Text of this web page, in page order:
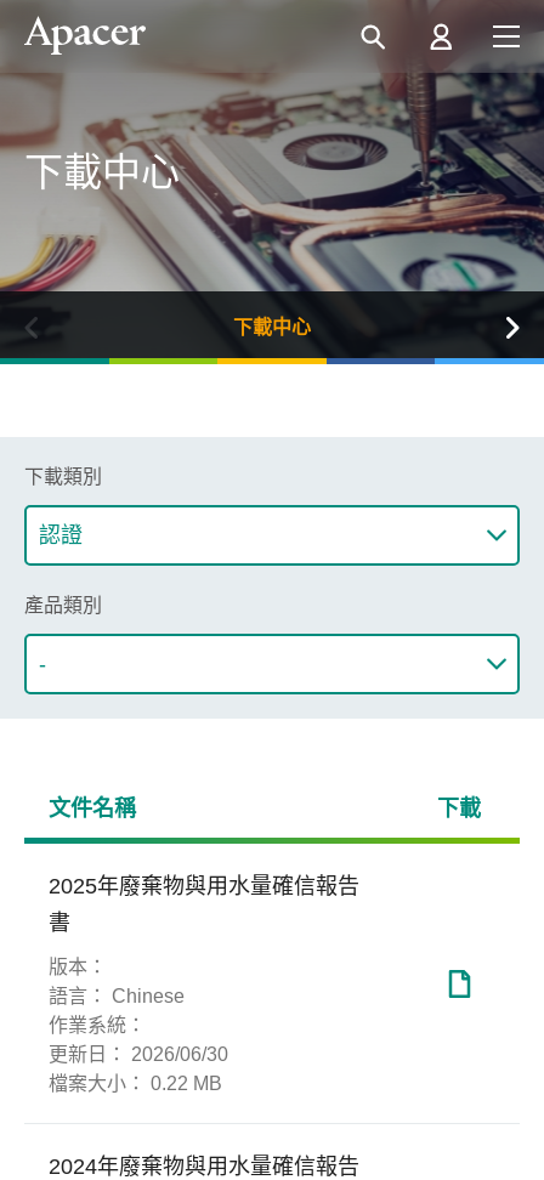
下載中心
下載中心
下載類別
產品類別
文件名稱 下載
2025年廢棄物與用水量確信報告
書
版本：
語言： Chinese
作業系統：
更新日： 2026/06/30
檔案大小： 0.22 MB
2024年廢棄物與用水量確信報告